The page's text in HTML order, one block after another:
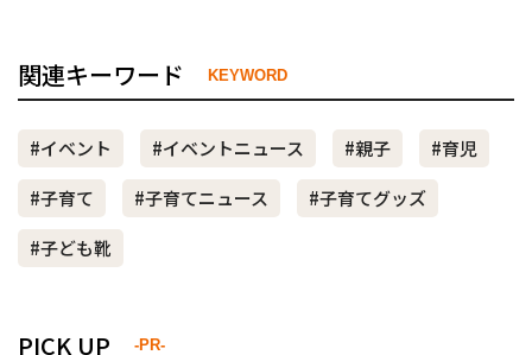
関連キーワード KEYWORD
#イベント #イベントニュース #親子
#育児
#子育て
#子育てニュース
#子育てグッズ
#子ども靴
PICK UP -PR-